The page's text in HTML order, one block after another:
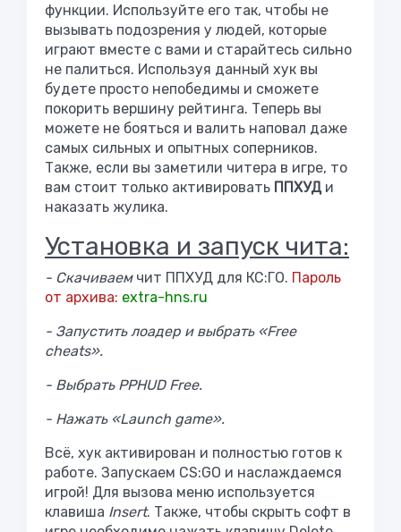
функции. Используйте его так, чтобы не
вызывать подозрения у людей, которые
играют вместе с вами и старайтесь сильно
не палиться. Используя данный хук вы
будете просто непобедимы и сможете
покорить вершину рейтинга. Теперь вы
можете не бояться и валить наповал даже
самых сильных и опытных соперников.
Также, если вы заметили читера в игре, то
вам стоит только активировать ППХУД и
наказать жулика.
Установка и запуск чита:
- Скачиваем чит ППХУД для КС:ГО. Пароль
от архива: extra-hns.ru
- Запустить лоадер и выбрать «Free
cheats».
- Выбрать PPHUD Free.
- Нажать «Launch game».
Всё, хук активирован и полностью готов к
работе. Запускаем CS:GO и наслаждаемся
игрой! Для вызова меню используется
клавиша Insert. Также, чтобы скрыть софт в